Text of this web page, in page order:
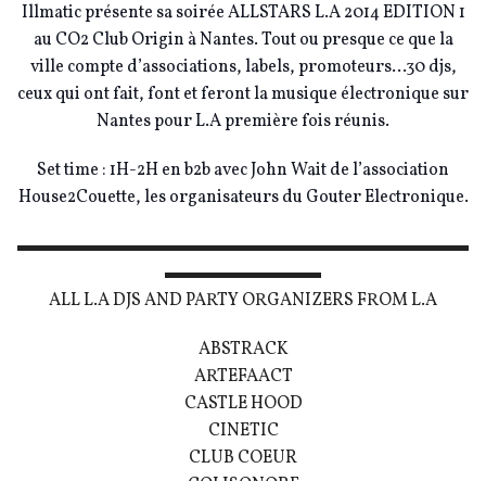
Illmatic présente sa soirée ALLSTARS L.A 2014 EDITION 1
au CO2 Club Origin à Nantes.Tout ou presque ce que la
ville compte d’associations, labels, promoteurs…30 djs,
ceux qui ont fait, font et feront la musique électronique sur
Nantes pour L.A première fois réunis.
Set time : 1H-2H en b2b avec John Wait de l’association
House2Couette, les organisateurs du Gouter Electronique.
▬▬▬▬▬▬▬▬▬▬▬▬▬▬▬▬▬▬▬▬▬▬▬▬▬▬
▬▬▬▬▬▬▬▬▬
ALL L.A DJS AND PARTY ORGANIZERS FROM L.A
ABSTRACK
ARTEFAACT
CASTLE HOOD
CINETIC
CLUB COEUR